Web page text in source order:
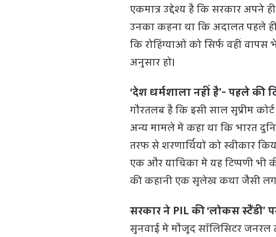
एकमात्र उद्देश्य है कि सरकार अपने
उनका कहना था कि अदालत पहले
कि रोहिंग्याओं को सिर्फ वहीं
अनुसार हो।
‘देश धर्मशाला नहीं है’- पहले की
गौरतलब है कि इसी साल सुप्रीम
अन्य मामले में कहा था कि भारत
तरफ से शरणार्थियों को स्वीकार
एक और याचिका में यह टिप्पणी भी
की कहानी एक सुलेख कथा जैसी
सरकार ने PIL की ‘लोकस स्टैंडी’
सुनवाई में मौजूद सॉलिसिटर जनरल